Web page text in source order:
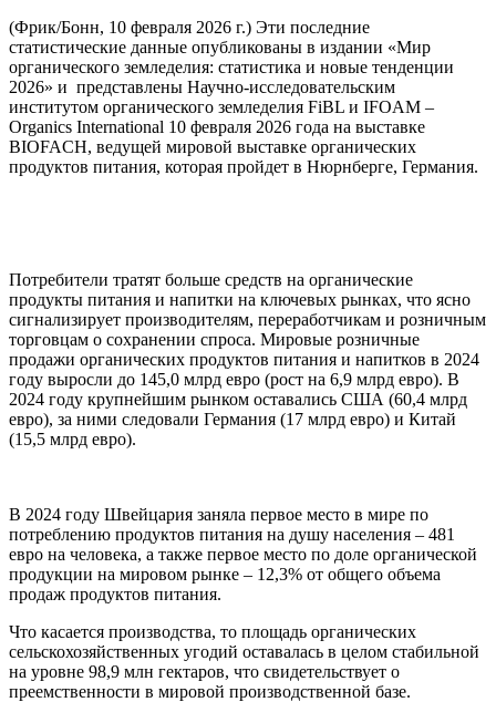
(Фрик/Бонн, 10 февраля 2026 г.) Эти последние
статистические данные опубликованы в издании «Мир
органического земледелия: статистика и новые тенденции
2026» и представлены Научно-исследовательским
институтом органического земледелия FiBL и IFOAM –
Organics International 10 февраля 2026 года на выставке
BIOFACH, ведущей мировой выставке органических
продуктов питания, которая пройдет в Нюрнберге, Германия.
Потребители тратят больше средств на органические
продукты питания и напитки на ключевых рынках, что ясно
сигнализирует производителям, переработчикам и розничным
торговцам о сохранении спроса. Мировые розничные
продажи органических продуктов питания и напитков в 2024
году выросли до 145,0 млрд евро (рост на 6,9 млрд евро). В
2024 году крупнейшим рынком оставались США (60,4 млрд
евро), за ними следовали Германия (17 млрд евро) и Китай
(15,5 млрд евро).
В 2024 году Швейцария заняла первое место в мире по
потреблению продуктов питания на душу населения – 481
евро на человека, а также первое место по доле органической
продукции на мировом рынке – 12,3% от общего объема
продаж продуктов питания.
Что касается производства, то площадь органических
сельскохозяйственных угодий оставалась в целом стабильной
на уровне 98,9 млн гектаров, что свидетельствует о
преемственности в мировой производственной базе.